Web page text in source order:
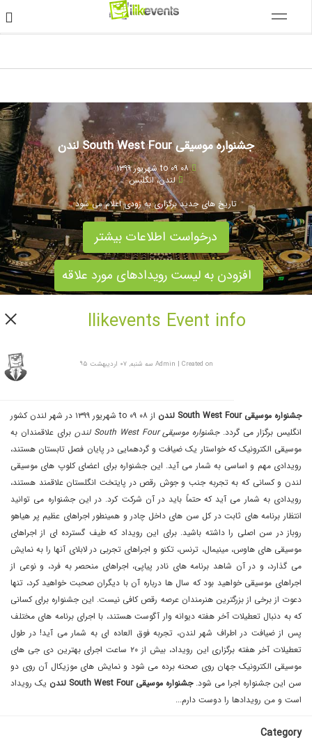
جشنواره موسیقی South West Four لندن
۰۸ to ۰۹ شهریور ۱۳۹۹
لندن،انگلیس
تاریخ های جدید برگزاری به زودی اعلام می شود
درخواست اطلاعات بیشتر
افزودن به لیست رویدادهای مورد علاقه
Ilikevents Event info
Admin | Created on سه شنبه, ۰۷ اردیبهشت ۹۵
جشنواره موسیقی South West Four لندن
از ۰۸ to ۰۹ شهریور ۱۳۹۹ در شهر لندن کشور
انگلیس برگزار می گردد.جشنواره موسیقی South West Four لندن
برای علاقمندان به
موسیقی الکترونیک که خواستار یک ضیافت و گردهمایی در پایان فصل تابستان هستند،
رویدادی مهم و اساسی به شمار می آید. این جشنواره برای اعضای کلوپ های موسیقی
لندن و کسانی که به تجربه جنب و جوش رقص در پایتخت انگلستان علاقمند هستند،
رویدادی به شمار می آید که حتماً باید در آن شرکت کرد. در این جشنواره می توانید
انتظار برنامه های ثابت در کل سن های داخل چادر و همینطور اجراهای عظیم پر هیاهو
روباز در سن اصلی را داشته باشید. برای این رویداد که طیف گسترده ای از اجراهای
موسیقی های هاوس، مینیمال، ترنس، تکنو و اجراهای تجربی در لابلای آنها را به نمایش
می گذارد، و در آن شاهد برنامه های نادر پیاپی، اجراهای منحصر به فرد، و نوعی از
اجراهای موسیقی خواهید بود که سال ها درباره آن با دیگران صحبت خواهید کرد، تنها
دعوت از برخی از بزرگترین هنرمندان عرصه رقص کافی نیست. این جشنواره برای کسانی
که به دنبال تعطیلات آخر هفته دیوانه وار آگوست هستند، با اجرای برنامه های مختلف
پس از ضیافت در اطراف شهر لندن، تجربه فوق العاده ای به شمار می آید! در طول
تعطیلات آخر هفته برگزاری این رویداد، بیش از ٢٠ ساعت اجرای بهترین دی جی های
موسیقی الکترونیک جهان روی صحنه برده می شود و نمایش های موزیکال آن روی دو
سن این جشنواره اجرا می شود. جشنواره موسیقی South West Four لندن
یک رویداد
است و من رویداد‌ها را دوست دارم...
Category